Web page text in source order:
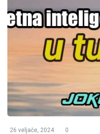
26 veljače, 2024 0